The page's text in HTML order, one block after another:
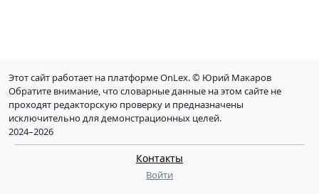
Этот сайт работает на платформе OnLex. © Юрий Макаров
Обратите внимание, что словарные данные на этом сайте не
проходят редакторскую проверку и предназначены
исключительно для демонстрационных целей.
2024–2026
Контакты
Войти